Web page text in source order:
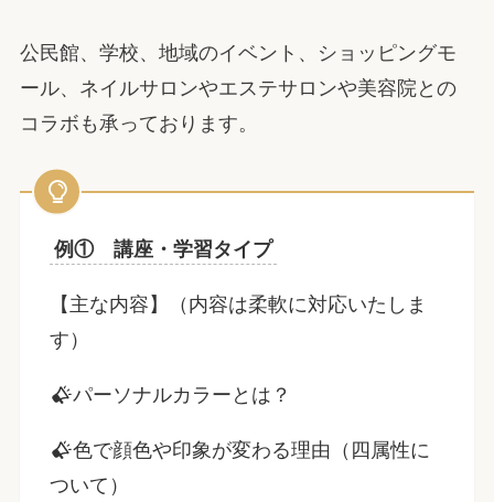
公民館、学校、地域のイベント、ショッピングモ
ール、ネイルサロンやエステサロンや美容院との
コラボも承っております。
例① 講座・学習タイプ
【主な内容】（内容は柔軟に対応いたしま
す）
パーソナルカラーとは？
色で顔色や印象が変わる理由（四属性に
ついて）